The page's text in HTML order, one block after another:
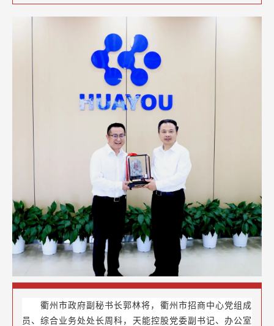
衢州市政府副秘书长郭林将，衢州市招商中心党组成
员、综合业务处处长周科，天能控股党委副书记、办公室